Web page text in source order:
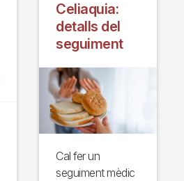
Celiaquia:
detalls del
seguiment
Cal fer un
seguiment mèdic